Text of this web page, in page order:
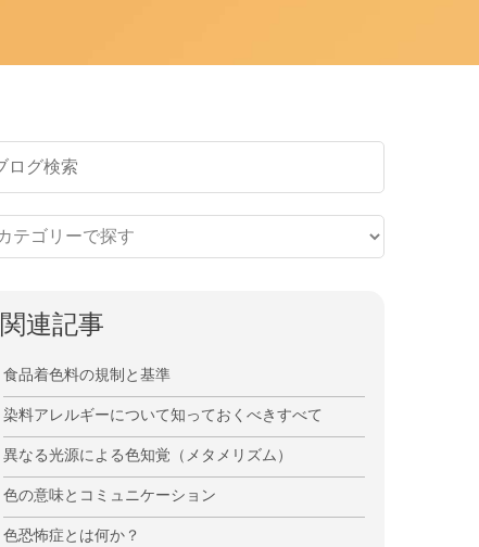
関連記事
食品着色料の規制と基準
染料アレルギーについて知っておくべきすべて
異なる光源による色知覚（メタメリズム）
色の意味とコミュニケーション
色恐怖症とは何か？